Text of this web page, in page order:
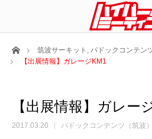
ホーム筑波サーキット , パドックコンテン
【出展情報】ガレージKM1
【出展情報】ガレー
2017.03.20 パドックコンテンツ（筑波）